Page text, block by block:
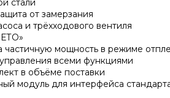
стали
от замерзания
и трёхходового вентиля
частичную мощность в режиме
всеми функциями
в объёме поставки
модуль для интерфейса